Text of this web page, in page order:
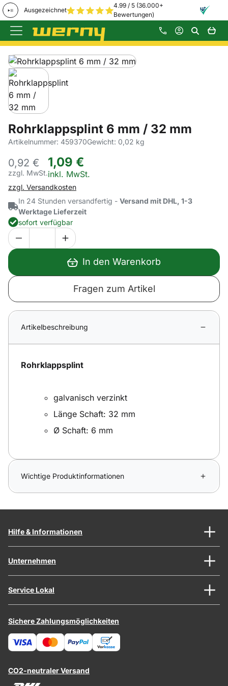
Ausgezeichnet
4.99 / 5 (36.000+
Bewertungen)
Zum Hauptinhalt springen
Produktgalerie
Zur Kaufbox springen
Rohrklappsplint 6 mm / 32 mm
Artikelnummer: 459370Gewicht: 0,02 kg
0,92 €
zzgl. MwSt.
1,09 €
Steuerhinweis:
inkl. MwSt.
zzgl. Versandkosten
In 24 Stunden versandfertig - Versand mit DHL, 1-3
Werktage Lieferzeit
sofort verfügbar
In den Warenkorb
Fragen zum Artikel
Artikelbeschreibung
Rohrklappsplint
galvanisch verzinkt
Länge Schaft: 32 mm
Ø Schaft: 6 mm
Wichtige Produktinformationen
Hilfe & Informationen
Unternehmen
Service Lokal
Sichere Zahlungsmöglichkeiten
CO2-neutraler Versand